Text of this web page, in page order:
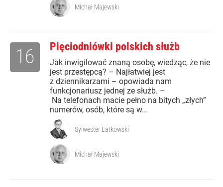
Michał Majewski
Pięciodniówki polskich służb
Jak inwigilować znaną osobę, wiedząc, że nie
jest przestępcą? – Najłatwiej jest
z dziennikarzami – opowiada nam
funkcjonariusz jednej ze służb. –
Na telefonach macie pełno na bitych „złych”
numerów, osób, które są w...
16
Sylwester Latkowski
Michał Majewski